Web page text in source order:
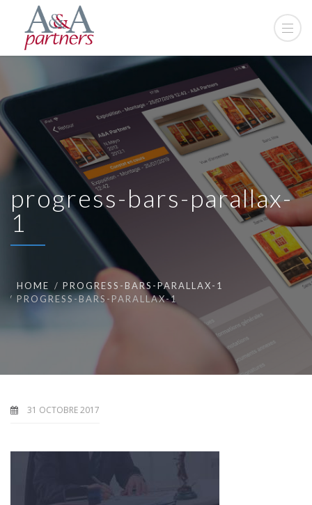
progress-bars-parallax-
1
HOME
PROGRESS-BARS-PARALLAX-1
PROGRESS-BARS-PARALLAX-1
31 OCTOBRE 2017